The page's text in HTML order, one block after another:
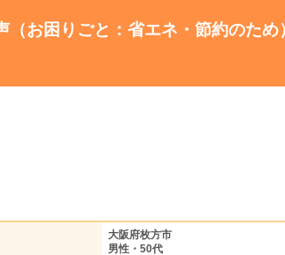
お困りごと：省エネ・節約のため
大阪府枚方市
男性・50代